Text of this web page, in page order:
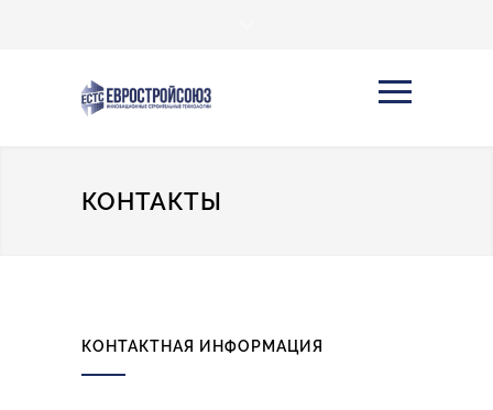
КОНТАКТЫ
КОНТАКТНАЯ ИНФОРМАЦИЯ